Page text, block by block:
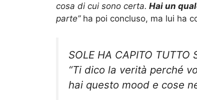
cosa di cui sono certa. Hai un
parte”ha poi concluso, ma lui ha
SOLE HA CAPITO TUTTO
“Ti dico la verità perché
hai questo mood e cose